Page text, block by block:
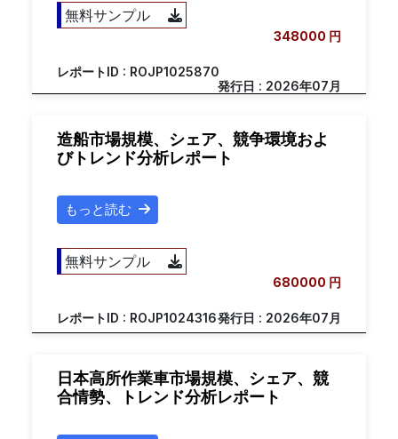
無料サンプル
348000 円
レポートID : ROJP1025870
発行日 : 2026年07月
造船市場規模、シェア、競争環境およ
びトレンド分析レポート
もっと読む
無料サンプル
680000 円
レポートID : ROJP1024316発行日 : 2026年07月
日本高所作業車市場規模、シェア、競
合情勢、トレンド分析レポート